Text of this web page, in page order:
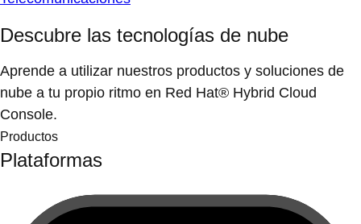
Descubre las tecnologías de nube
Aprende a utilizar nuestros productos y soluciones de
nube a tu propio ritmo en Red Hat® Hybrid Cloud
Console.
Productos
Plataformas